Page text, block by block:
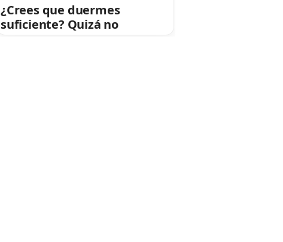
¿Crees que duermes
suficiente? Quizá no